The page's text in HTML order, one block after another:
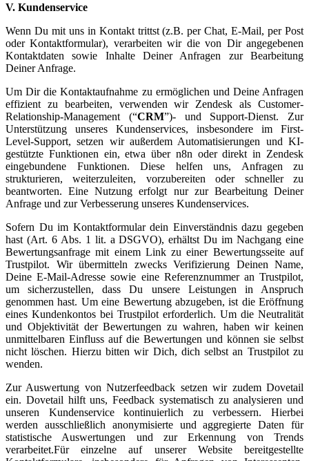
V. Kundenservice
Wenn Du mit uns in Kontakt trittst (z.B. per Chat, E-Mail, per Post
oder Kontaktformular), verarbeiten wir die von Dir angegebenen
Kontaktdaten sowie Inhalte Deiner Anfragen zur Bearbeitung
Deiner Anfrage.
Um Dir die Kontaktaufnahme zu ermöglichen und Deine Anfragen
effizient zu bearbeiten, verwenden wir Zendesk als Customer-
Relationship-Management (“CRM”)- und Support-Dienst. Zur
Unterstützung unseres Kundenservices, insbesondere im First-
Level-Support, setzen wir außerdem Automatisierungen und KI-
gestützte Funktionen ein, etwa über n8n oder direkt in Zendesk
eingebundene Funktionen. Diese helfen uns, Anfragen zu
strukturieren, weiterzuleiten, vorzubereiten oder schneller zu
beantworten. Eine Nutzung erfolgt nur zur Bearbeitung Deiner
Anfrage und zur Verbesserung unseres Kundenservices.
Sofern Du im Kontaktformular dein Einverständnis dazu gegeben
hast (Art. 6 Abs. 1 lit. a DSGVO), erhältst Du im Nachgang eine
Bewertungsanfrage mit einem Link zu einer Bewertungsseite auf
Trustpilot. Wir übermitteln zwecks Verifizierung Deinen Name,
Deine E-Mail-Adresse sowie eine Referenznummer an Trustpilot,
um sicherzustellen, dass Du unsere Leistungen in Anspruch
genommen hast. Um eine Bewertung abzugeben, ist die Eröffnung
eines Kundenkontos bei Trustpilot erforderlich. Um die Neutralität
und Objektivität der Bewertungen zu wahren, haben wir keinen
unmittelbaren Einfluss auf die Bewertungen und können sie selbst
nicht löschen. Hierzu bitten wir Dich, dich selbst an Trustpilot zu
wenden.
Zur Auswertung von Nutzerfeedback setzen wir zudem Dovetail
ein. Dovetail hilft uns, Feedback systematisch zu analysieren und
unseren Kundenservice kontinuierlich zu verbessern. Hierbei
werden ausschließlich anonymisierte und aggregierte Daten für
statistische Auswertungen und zur Erkennung von Trends
verarbeitet.Für einzelne auf unserer Website bereitgestellte